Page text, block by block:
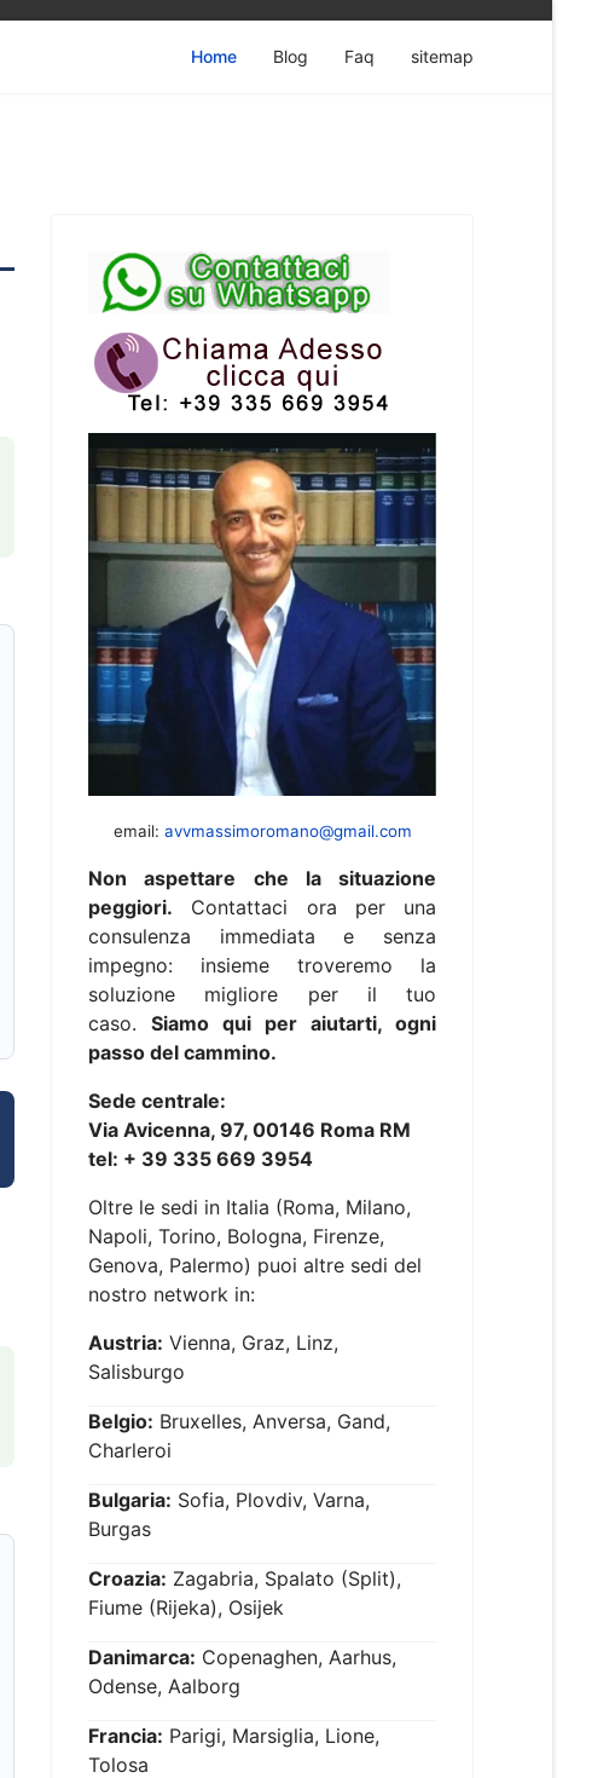
Home Blog Faq sitemap
email: avvmassimoromano@gmail.com
Non aspettare che la situazione
peggiori. Contattaci ora per una
consulenza immediata e senza
impegno: insieme troveremo la
soluzione migliore per il tuo
caso. Siamo qui per aiutarti, ogni
passo del cammino.
Sede centrale:
Via Avicenna, 97, 00146 Roma RM
tel: + 39 335 669 3954
Oltre le sedi in Italia (Roma, Milano,
Napoli, Torino, Bologna, Firenze,
Genova, Palermo) puoi altre sedi del
nostro network in:
Austria: Vienna, Graz, Linz,
Salisburgo
Belgio: Bruxelles, Anversa, Gand,
Charleroi
Bulgaria: Sofia, Plovdiv, Varna,
Burgas
Croazia: Zagabria, Spalato (Split),
Fiume (Rijeka), Osijek
Danimarca: Copenaghen, Aarhus,
Odense, Aalborg
Francia: Parigi, Marsiglia, Lione,
Tolosa